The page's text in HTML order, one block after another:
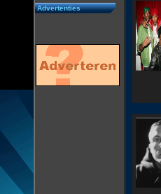
Advertenties